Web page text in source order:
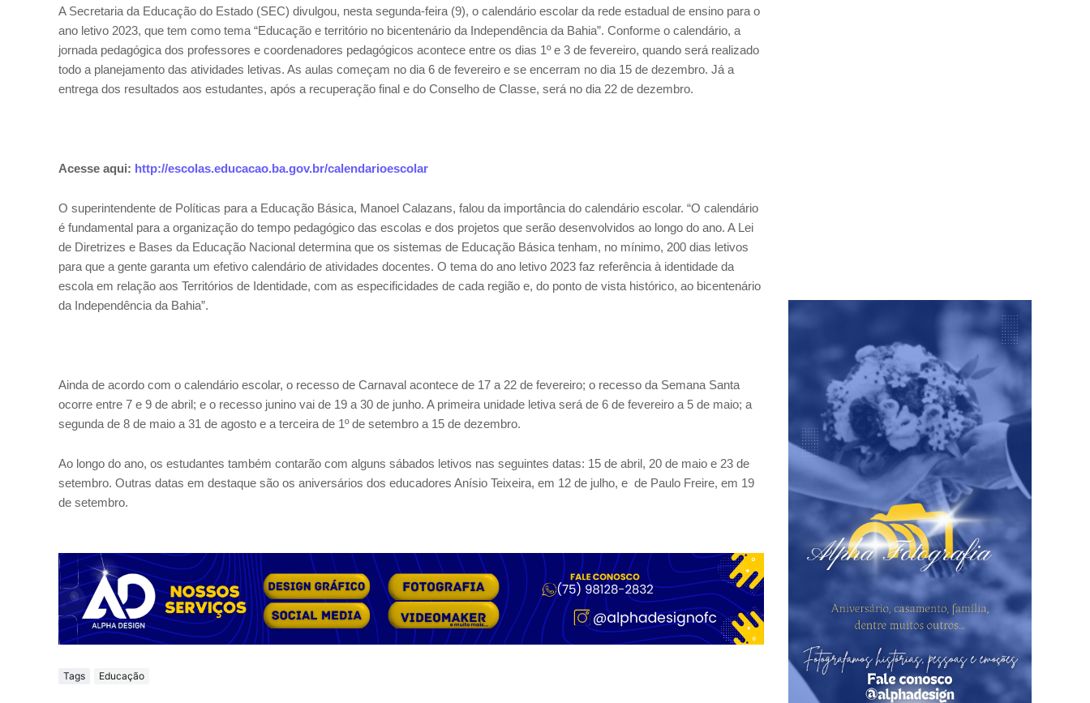
A Secretaria da Educação do Estado (SEC) divulgou, nesta segunda-feira (9), o calendário escolar da rede estadual de ensino para o
ano letivo 2023, que tem como tema “Educação e território no bicentenário da Independência da Bahia”. Conforme o calendário, a
jornada pedagógica dos professores e coordenadores pedagógicos acontece entre os dias 1º e 3 de fevereiro, quando será realizado
todo a planejamento das atividades letivas. As aulas começam no dia 6 de fevereiro e se encerram no dia 15 de dezembro. Já a
entrega dos resultados aos estudantes, após a recuperação final e do Conselho de Classe, será no dia 22 de dezembro.
Acesse aqui: http://escolas.educacao.ba.gov.br/calendarioescolar
O superintendente de Políticas para a Educação Básica, Manoel Calazans, falou da importância do calendário escolar. “O calendário
é fundamental para a organização do tempo pedagógico das escolas e dos projetos que serão desenvolvidos ao longo do ano. A Lei
de Diretrizes e Bases da Educação Nacional determina que os sistemas de Educação Básica tenham, no mínimo, 200 dias letivos
para que a gente garanta um efetivo calendário de atividades docentes. O tema do ano letivo 2023 faz referência à identidade da
escola em relação aos Territórios de Identidade, com as especificidades de cada região e, do ponto de vista histórico, ao bicentenário
da Independência da Bahia”.
Ainda de acordo com o calendário escolar, o recesso de Carnaval acontece de 17 a 22 de fevereiro; o recesso da Semana Santa
ocorre entre 7 e 9 de abril; e o recesso junino vai de 19 a 30 de junho. A primeira unidade letiva será de 6 de fevereiro a 5 de maio; a
segunda de 8 de maio a 31 de agosto e a terceira de 1º de setembro a 15 de dezembro.
Ao longo do ano, os estudantes também contarão com alguns sábados letivos nas seguintes datas: 15 de abril, 20 de maio e 23 de
setembro. Outras datas em destaque são os aniversários dos educadores Anísio Teixeira, em 12 de julho, e de Paulo Freire, em 19
de setembro.
Tags Educação